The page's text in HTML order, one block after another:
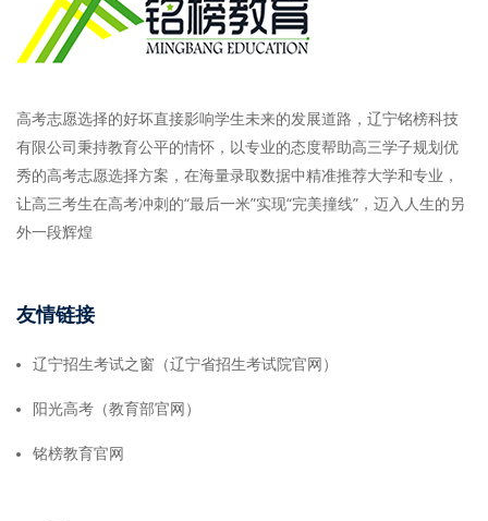
高考志愿选择的好坏直接影响学生未来的发展道路，辽宁铭榜科技
有限公司秉持教育公平的情怀，以专业的态度帮助高三学子规划优
秀的高考志愿选择方案，在海量录取数据中精准推荐大学和专业，
让高三考生在高考冲刺的“最后一米”实现“完美撞线”，迈入人生的另
外一段辉煌
友情链接
辽宁招生考试之窗（辽宁省招生考试院官网）
阳光高考（教育部官网）
铭榜教育官网